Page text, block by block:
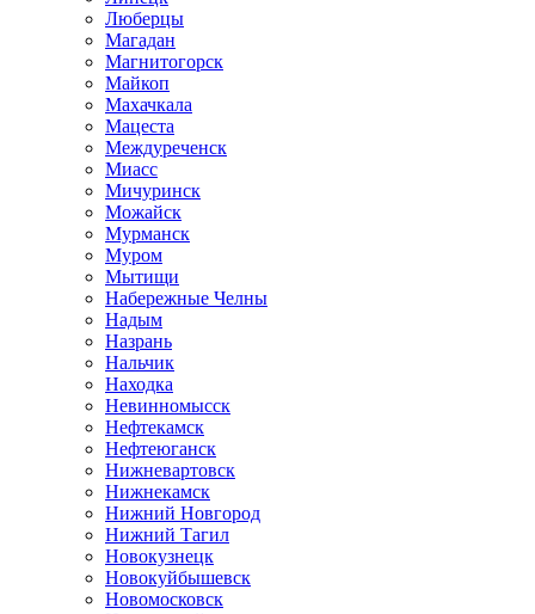
Люберцы
Магадан
Магнитогорск
Майкоп
Махачкала
Мацеста
Междуреченск
Миасс
Мичуринск
Можайск
Мурманск
Муром
Мытищи
Набережные Челны
Надым
Назрань
Нальчик
Находка
Невинномысск
Нефтекамск
Нефтеюганск
Нижневартовск
Нижнекамск
Нижний Новгород
Нижний Тагил
Новокузнецк
Новокуйбышевск
Новомосковск